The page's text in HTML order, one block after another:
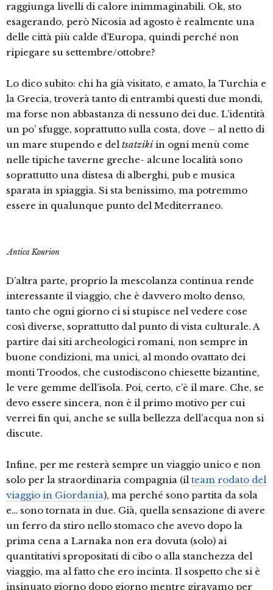
raggiunga livelli di calore inimmaginabili. Ok, sto
esagerando, però Nicosia ad agosto è realmente una
delle città più calde d’Europa, quindi perché non
ripiegare su settembre/ottobre?
Lo dico subito: chi ha già visitato, e amato, la Turchia e
la Grecia, troverà tanto di entrambi questi due mondi,
ma forse non abbastanza di nessuno dei due. L’identità
un po’ sfugge, soprattutto sulla costa, dove – al netto di
un mare stupendo e del tsatziki in ogni menù come
nelle tipiche taverne greche- alcune località sono
soprattutto una distesa di alberghi, pub e musica
sparata in spiaggia. Si sta benissimo, ma potremmo
essere in qualunque punto del Mediterraneo.
Antica Kourion
D’altra parte, proprio la mescolanza continua rende
interessante il viaggio, che è davvero molto denso,
tanto che ogni giorno ci si stupisce nel vedere cose
così diverse, soprattutto dal punto di vista culturale. A
partire dai siti archeologici romani, non sempre in
buone condizioni, ma unici, al mondo ovattato dei
monti Troodos, che custodiscono chiesette bizantine,
le vere gemme dell’isola. Poi, certo, c’è il mare. Che, se
devo essere sincera, non è il primo motivo per cui
verrei fin qui, anche se sulla bellezza dell’acqua non si
discute.
Infine, per me resterà sempre un viaggio unico e non
solo per la straordinaria compagnia (il team rodato del
viaggio in Giordania), ma perché sono partita da sola
e… sono tornata in due. Già, quella sensazione di avere
un ferro da stiro nello stomaco che avevo dopo la
prima cena a Larnaka non era dovuta (solo) ai
quantitativi spropositati di cibo o alla stanchezza del
viaggio, ma al fatto che ero incinta. Il sospetto che si è
insinuato giorno dopo giorno mentre giravamo per